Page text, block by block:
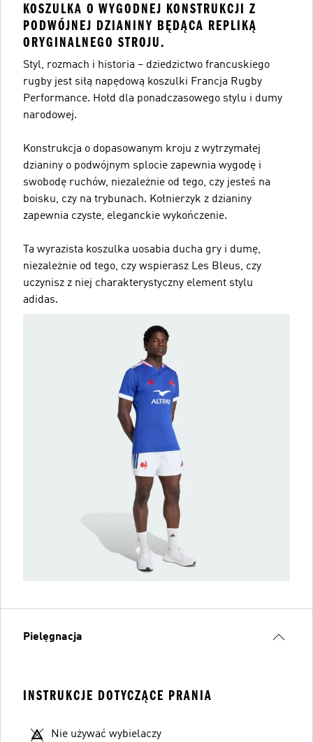
KOSZULKA O WYGODNEJ KONSTRUKCJI Z
PODWÓJNEJ DZIANINY BĘDĄCA REPLIKĄ
ORYGINALNEGO STROJU.
Styl, rozmach i historia – dziedzictwo francuskiego
rugby jest siłą napędową koszulki Francja Rugby
Performance. Hołd dla ponadczasowego stylu i dumy
narodowej.
Konstrukcja o dopasowanym kroju z wytrzymałej
dzianiny o podwójnym splocie zapewnia wygodę i
swobodę ruchów, niezależnie od tego, czy jesteś na
boisku, czy na trybunach. Kołnierzyk z dzianiny
zapewnia czyste, eleganckie wykończenie.
Ta wyrazista koszulka uosabia ducha gry i dumę,
niezależnie od tego, czy wspierasz Les Bleus, czy
uczynisz z niej charakterystyczny element stylu
adidas.
Pielęgnacja
INSTRUKCJE DOTYCZĄCE PRANIA
Nie używać wybielaczy